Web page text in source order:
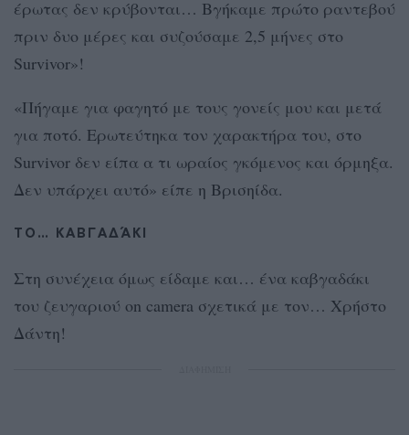
έρωτας δεν κρύβονται… Βγήκαμε πρώτο ραντεβού
πριν δυο μέρες και συζούσαμε 2,5 μήνες στο
Survivor»!
«Πήγαμε για φαγητό με τους γονείς μου και μετά
για ποτό. Ερωτεύτηκα τον χαρακτήρα του, στο
Survivor δεν είπα α τι ωραίος γκόμενος και όρμηξα.
Δεν υπάρχει αυτό» είπε η Βρισηίδα.
ΤΟ… ΚΑΒΓΑΔΆΚΙ
Στη συνέχεια όμως είδαμε και… ένα καβγαδάκι
του ζευγαριού on camera σχετικά με τον… Χρήστο
Δάντη!